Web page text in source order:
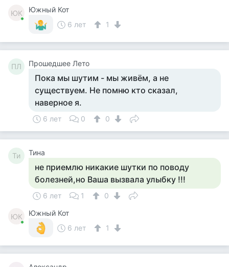
ЮК
Южный Кот
6 лет
1
ПЛ Прошедшее Лето
Пока мы шутим - мы живём, а не
существуем. Не помню кто сказал,
наверное я.
6 лет 0 0
Ти Тина
не приемлю никакие шутки по поводу
болезней,но Ваша вызвала улыбку !!!
6 лет 1 0
ЮК
Южный Кот
6 лет
1